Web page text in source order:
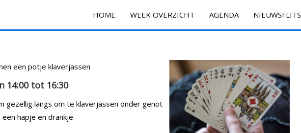
HOME WEEK OVERZICHT AGENDA NIEUWSFLITS
een potje klaverjassen
14:00 tot 16:30
gezellig langs om te klaverjassen onder genot
een hapje en drankje